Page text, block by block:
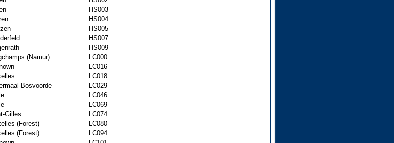
HS003
HS004
HS005
HS007
HS009
(Namur)
LC000
LC016
LC018
Bosvoorde
LC029
LC046
LC069
Gilles
LC074
(Forest)
LC080
(Forest)
LC094